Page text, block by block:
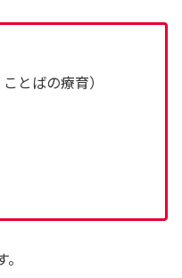
とばの療育）